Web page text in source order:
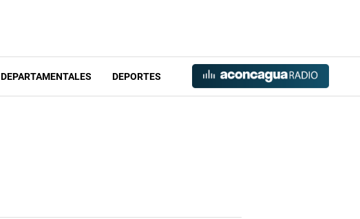
DEPARTAMENTALES DEPORTES